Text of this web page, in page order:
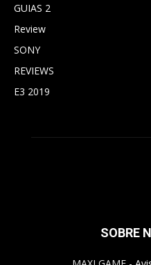
GUIAS 2
Review
SONY
REVIEWS
E3 2019
SOBRE